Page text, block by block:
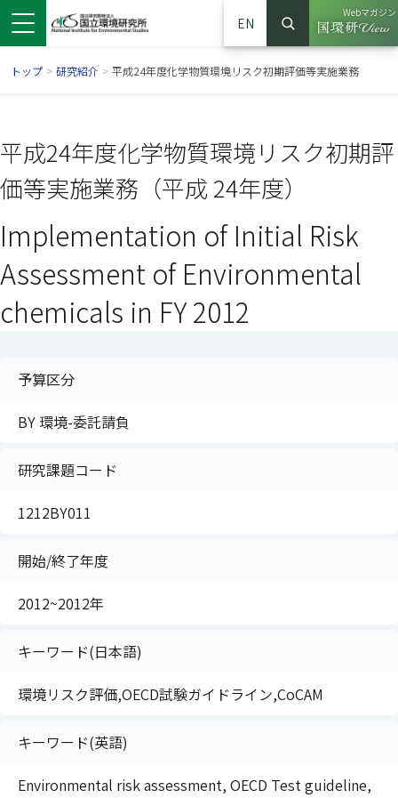
ドウで開きます）
ンドウで開きます）
ウインドウで開きます）
EN
サイト内検索
検索
Webマガジン
（別ウイ
トップ > 研究紹介 > 平成24年度化学物質環境リスク初期評価等実施業務
平成24年度化学物質環境リスク初期評
価等実施業務（平成 24年度）
Implementation of Initial Risk
Assessment of Environmental
chemicals in FY 2012
予算区分
BY 環境-委託請負
研究課題コード
1212BY011
開始/終了年度
2012~2012年
キーワード(日本語)
環境リスク評価,OECD試験ガイドライン,CoCAM
キーワード(英語)
Environmental risk assessment, OECD Test guideline,